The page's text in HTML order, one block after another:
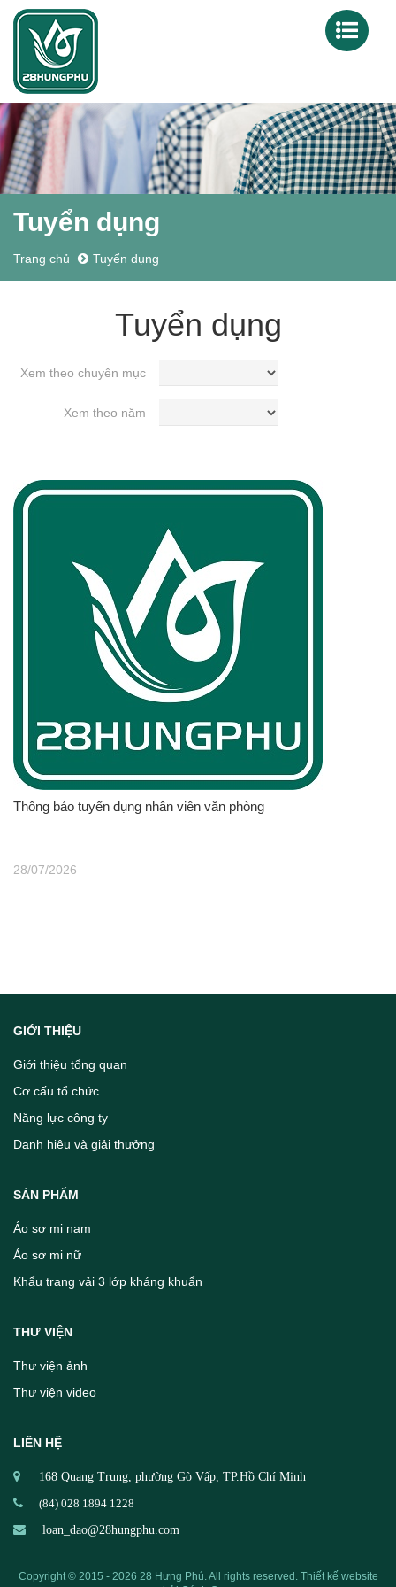
Tuyển dụng
Trang chủ Tuyển dụng
Tuyển dụng
Xem theo chuyên mục
Xem theo năm
Thông báo tuyển dụng nhân viên văn phòng
28/07/2026
GIỚI THIỆU
Giới thiệu tổng quan
Cơ cấu tổ chức
Năng lực công ty
Danh hiệu và giải thưởng
SẢN PHẨM
Áo sơ mi nam
Áo sơ mi nữ
Khẩu trang vải 3 lớp kháng khuẩn
THƯ VIỆN
Thư viện ảnh
Thư viện video
LIÊN HỆ
168 Quang Trung, phường Gò Vấp, TP.Hồ Chí Minh
(84) 028 1894 1228
loan_dao@28hungphu.com
Copyright © 2015 - 2026 28 Hưng Phú. All rights reserved. Thiết kế website